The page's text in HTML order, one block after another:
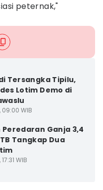
peternak,"
Tersangka Tipilu,
Lotim Demo di
WIB
Peredaran Ganja 3,4
Tangkap Dua
WIB